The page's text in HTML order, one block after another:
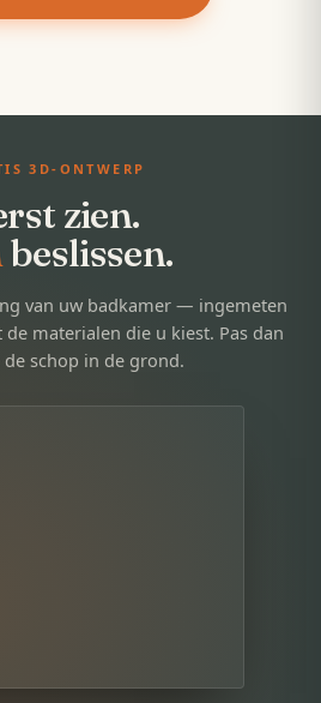
3D-ONTWERP
zien.
beslissen.
van uw badkamer — ingemeten
materialen die u kiest. Pas dan
de schop in de grond.